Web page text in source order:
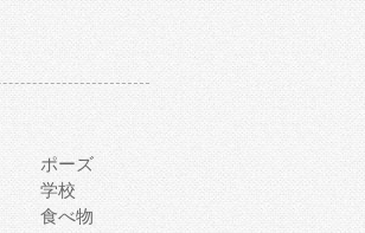
ポーズ
学校
食べ物